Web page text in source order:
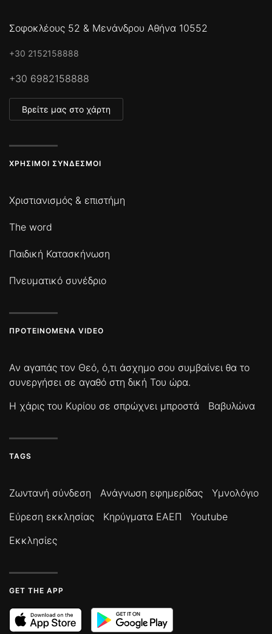
Σοφοκλέους 52 & Μενάνδρου Αθήνα 10552
+30 2152158888
+30 6982158888
Βρείτε μας στο χάρτη
ΧΡΉΣΙΜΟΙ ΣΎΝΔΕΣΜΟΙ
Χριστιανισμός & επιστήμη
The word
Παιδική Κατασκήνωση
Πνευματικό συνέδριο
ΠΡΟΤΕΙΝΌΜΕΝΑ VIDEO
Αν αγαπάς τον Θεό, ό,τι άσχημο σου συμβαίνει θα το
συνεργήσει σε αγαθό στη δική Του ώρα.
Η χάρις του Κυρίου σε σπρώχνει μπροστά
Βαβυλώνα
TAGS
Ζωντανή σύνδεση Ανάγνωση εφημερίδας
Υμνολόγιο
Εύρεση εκκλησίας
Κηρύγματα ΕΑΕΠ
Youtube
Εκκλησίες
GET THE APP